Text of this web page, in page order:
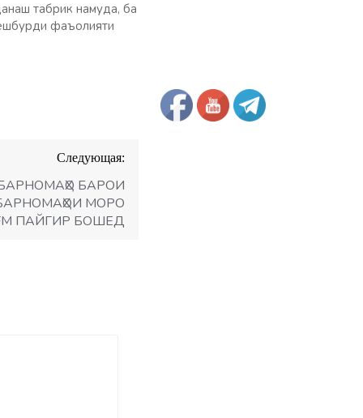
табрик намуда, ба
фаъолияти
Следующая:
БАРОИ
МОРО
ПАЙГИР БОШЕД